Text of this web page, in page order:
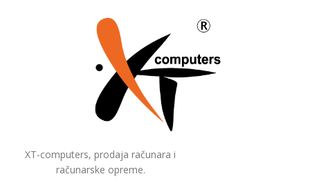
XT-computers, prodaja računara i
računarske opreme.